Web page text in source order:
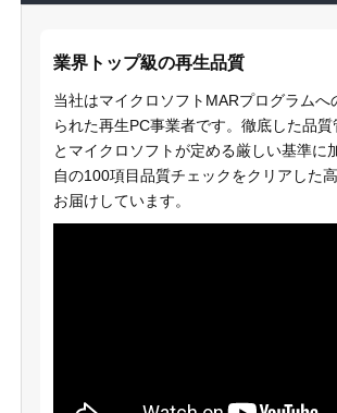
業界トップ級の再生品質
当社はマイクロソフトMARプログラムへ
られた再生PC事業者です。徹底した品質
とマイクロソフトが定める厳しい基準に
自の100項目品質チェックをクリアした
お届けしています。